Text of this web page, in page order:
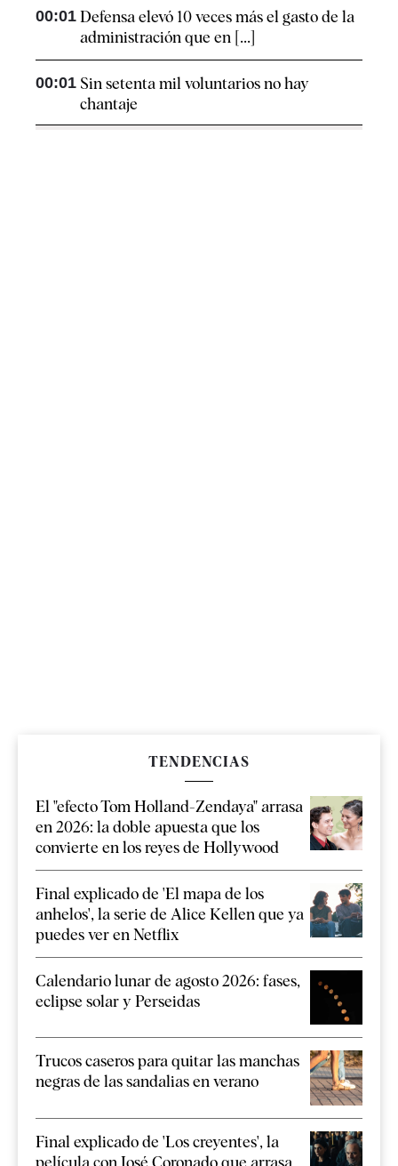
00:01 Defensa elevó 10 veces más el gasto de la
administración que en [...]
00:01 Sin setenta mil voluntarios no hay
chantaje
TENDENCIAS
El "efecto Tom Holland-Zendaya" arrasa
en 2026: la doble apuesta que los
convierte en los reyes de Hollywood
Final explicado de 'El mapa de los
anhelos', la serie de Alice Kellen que ya
puedes ver en Netflix
Calendario lunar de agosto 2026: fases,
eclipse solar y Perseidas
Trucos caseros para quitar las manchas
negras de las sandalias en verano
Final explicado de 'Los creyentes', la
película con José Coronado que arrasa